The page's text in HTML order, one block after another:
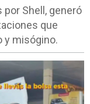
Shell, generó
que
y misógino.